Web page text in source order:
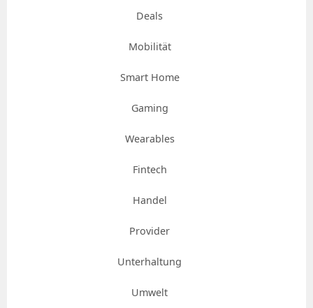
Deals
Mobilität
Smart Home
Gaming
Wearables
Fintech
Handel
Provider
Unterhaltung
Umwelt